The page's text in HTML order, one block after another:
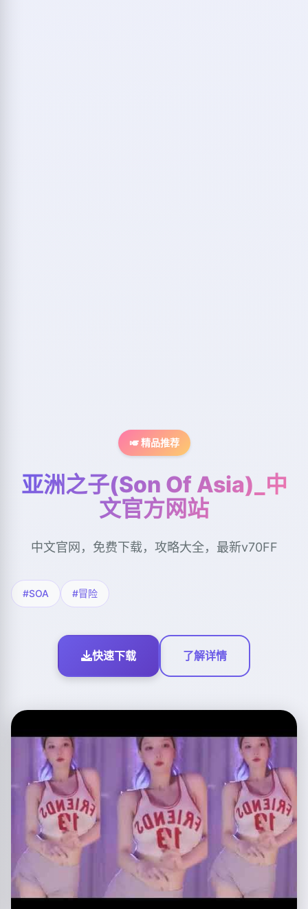
🎺 精品推荐
亚洲之子(Son Of Asia)_中
文官方网站
中文官网，免费下载，攻略大全，最新v70FF
#SOA #冒险
快速下载 了解详情